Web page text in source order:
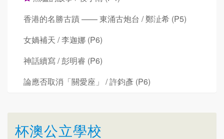
香港的名勝古蹟 —— 東涌古炮台 / 鄭沚希 (P5)
女媧補天 / 李迦娜 (P6)
神話續寫 / 彭明睿 (P6)
論應否取消「關愛座」 / 許鈞彥 (P6)
杯澳公立學校